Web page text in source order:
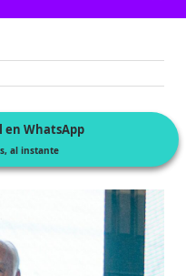
en WhatsApp
al instante